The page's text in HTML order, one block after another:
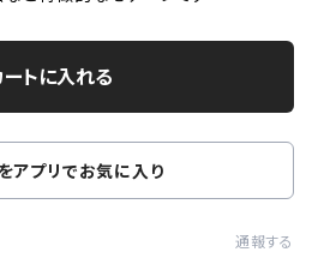
ートに入れる
アプリでお気に入り
通報する